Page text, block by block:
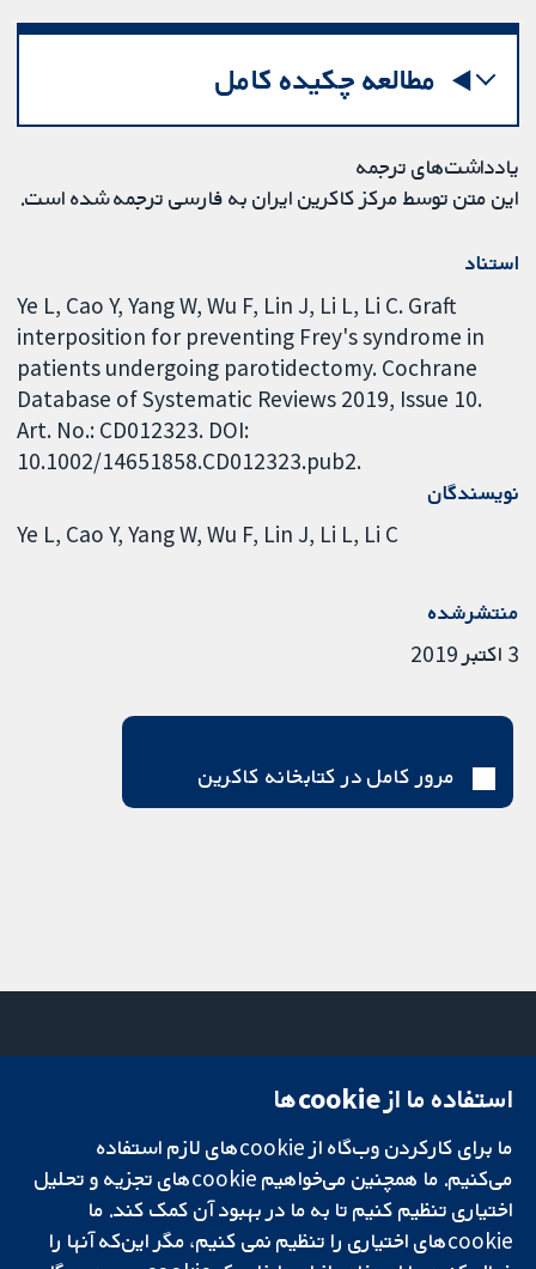
مطالعه چکیده کامل
یادداشت‌های ترجمه
این متن توسط مرکز کاکرین ایران به فارسی ترجمه شده است.
استناد
Ye L, Cao Y, Yang W, Wu F, Lin J, Li L, Li C. Graft
interposition for preventing Frey's syndrome in
patients undergoing parotidectomy. Cochrane
Database of Systematic Reviews 2019, Issue 10.
Art. No.: CD012323. DOI:
10.1002/14651858.CD012323.pub2.
نویسندگان
Ye L Cao Y Yang W Wu F Lin J Li L Li C
منتشرشده
3 اکتبر 2019
مرور کامل در کتابخانه کاکرین
تحقیقات قابل
اعتماد.
تصمیم‌گیری آگاهانه.
سلامت بهتر.
میدان کاوندیش
لندن
W1G 0AN
بریتانیا
دفتر رسانه‌ای
درباره ما
فرصت‌های
شغلی
Cochrane
استفاده ما از cookie‌ها
ما برای کارکردن وب‌گاه از cookie‌های لازم استفاده
می‌کنیم. ما همچنین می‌خواهیم cookie‌های تجزیه و تحلیل
اختیاری تنظیم کنیم تا به ما در بهبود آن کمک کند. ما
cookie‌های اختیاری را تنظیم نمی کنیم، مگر این‌که آنها را